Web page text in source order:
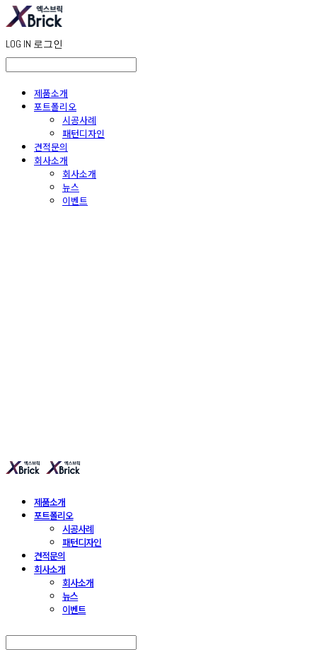
LOG IN 로그인
제품소개
포트폴리오
시공사례
패턴디자인
견적문의
회사소개
회사소개
뉴스
이벤트
제품소개
포트폴리오
시공사례
패턴디자인
견적문의
회사소개
회사소개
뉴스
이벤트